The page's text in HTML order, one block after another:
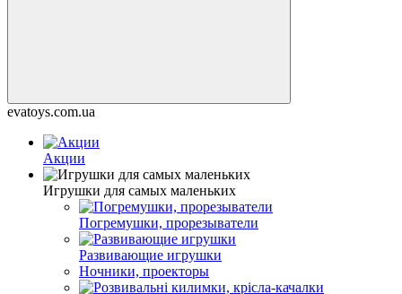
evatoys.com.ua
Акции
Игрушки для самых маленьких
Погремушки, прорезыватели
Развивающие игрушки
Ночники, проекторы